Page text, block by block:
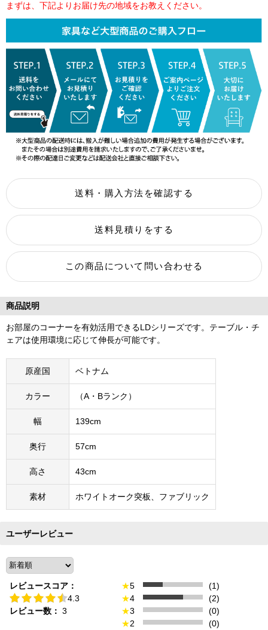
まずは、下記よりお届け先の地域をお教えください。
商品説明
お部屋のコーナーを有効活用できるLDシリーズです。テーブル・チ
ェアは使用環境に応じて伸長が可能です。
原産国 ベトナム
カラー （A・Bランク）
幅 139cm
奥行 57cm
高さ 43cm
素材 ホワイトオーク突板、ファブリック
ユーザーレビュー
レビュースコア：
4.3
レビュー数： 3
★5
(1)
★4
(2)
★3
(0)
★2 (0)